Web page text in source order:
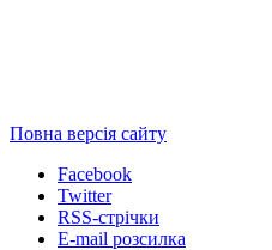
Повна версія сайту
Facebook
Twitter
RSS-стрічки
E-mail розсилка